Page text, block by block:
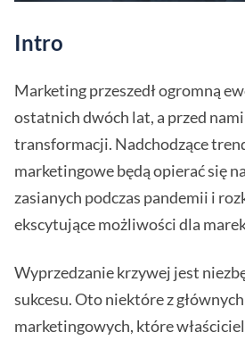
Intro
Marketing przeszedł ogromną
ostatnich dwóch lat, a przed
transformacji. Nadchodzące
marketingowe będą opierać się
zasianych podczas pandemii i
ekscytujące możliwości dla
Wyprzedzanie krzywej jest
sukcesu. Oto niektóre z
marketingowych, które